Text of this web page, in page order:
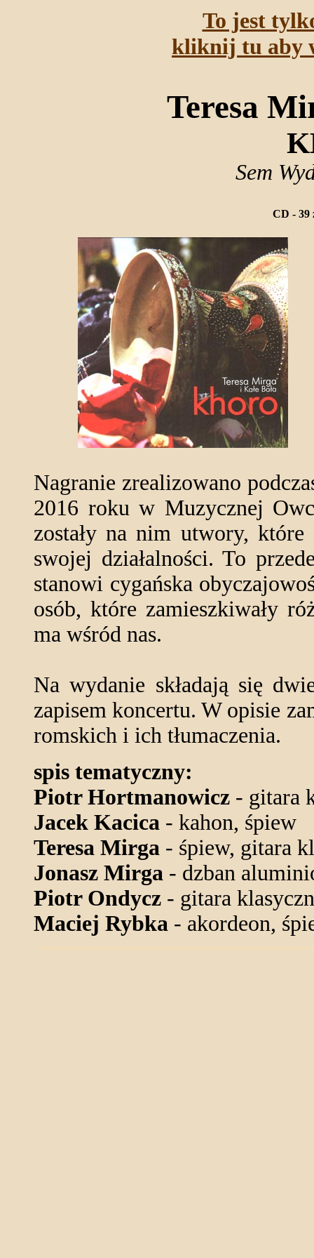
To jest
kliknij tu aby
Teresa
Sem
CD - 39
Nagranie zrealizowano
2016 roku w Muzycznej
zostały na nim utwory, które
swojej działalności. To
stanowi cygańska
osób, które zamieszkiwały
ma wśród nas.
Na wydanie składają się
zapisem koncertu. W opisie
romskich i ich tłumaczenia.
spis tematyczny:
Piotr Hortmanowicz - gitara
Jacek Kacica - kahon, śpiew
Teresa Mirga - śpiew, gitara
Jonasz Mirga - dzban
Piotr Ondycz - gitara
Maciej Rybka - akordeon,